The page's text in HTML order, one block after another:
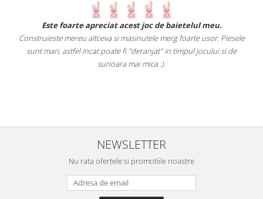
Este foarte apreciat acest joc de baietelul meu.
Construieste mereu altceva si masinutele merg foarte usor. Piesele
sunt mari, astfel incat poate fi "deranjat" in timpul jocului si de
surioara mai mica :).
NEWSLETTER
Nu rata ofertele si promotiile noastre